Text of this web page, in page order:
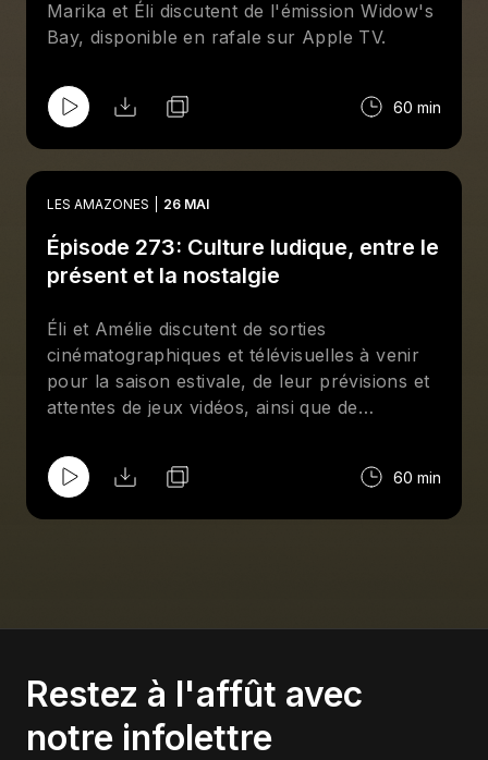
Marika et Éli discutent de l'émission Widow's
Bay, disponible en rafale sur Apple TV.
60 min
LES AMAZONES 26 MAI
Épisode 273: Culture ludique, entre le
présent et la nostalgie
Éli et Amélie discutent de sorties
cinématographiques et télévisuelles à venir
pour la saison estivale, de leur prévisions et
attentes de jeux vidéos, ainsi que de
culturelle. Bref, ça va dans tous les sens!
60 min
Restez à l'affût avec
notre infolettre